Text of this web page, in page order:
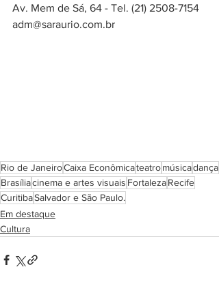
Av. Mem de Sá, 64 - Tel. (21) 2508-7154
adm@saraurio.com.br
Rio de JaneiroCaixa Econômicateatromúsicadança
Brasíliacinema e artes visuais FortalezaRecife
CuritibaSalvador e São Paulo.
Em destaque
Cultura